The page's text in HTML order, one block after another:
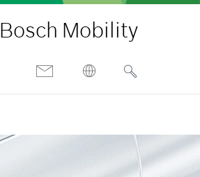
Bosch Mobility